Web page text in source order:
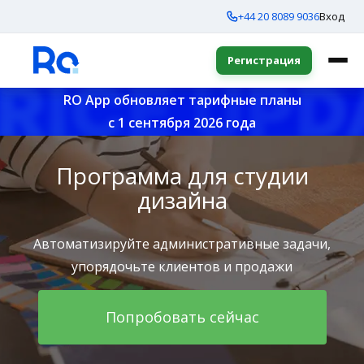
+44 20 8089 9036Вход
Регистрация
RO App обновляет тарифные планы
с 1 сентября 2026 года
Программа для студии
дизайна
Автоматизируйте административные задачи,
упорядочьте клиентов и продажи
Попробовать сейчас